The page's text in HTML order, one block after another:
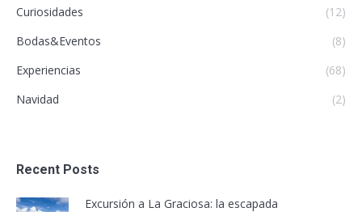
Curiosidades
(12)
Bodas&Eventos
(8)
Experiencias
(68)
Navidad
(2)
Recent Posts
Excursión a La Graciosa: la escapada